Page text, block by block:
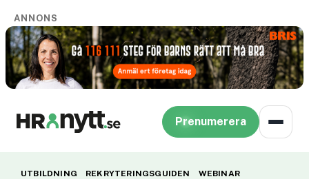
ANNONS
Prenumerera
UTBILDNING REKRYTERINGSGUIDEN
WEBINAR